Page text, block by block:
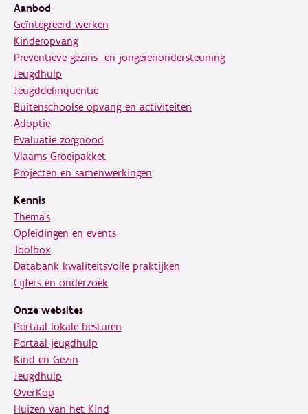
Aanbod
Geïntegreerd werken
Kinderopvang
Preventieve gezins- en jongerenondersteuning
Jeugdhulp
Jeugddelinquentie
Buitenschoolse opvang en activiteiten
Adoptie
Evaluatie zorgnood
Vlaams Groeipakket
Projecten en samenwerkingen
Kennis
Thema's
Opleidingen en events
Toolbox
Databank kwaliteitsvolle praktijken
Cijfers en onderzoek
Onze websites
Portaal lokale besturen
Portaal jeugdhulp
Kind en Gezin
Jeugdhulp
OverKop
Huizen van het Kind